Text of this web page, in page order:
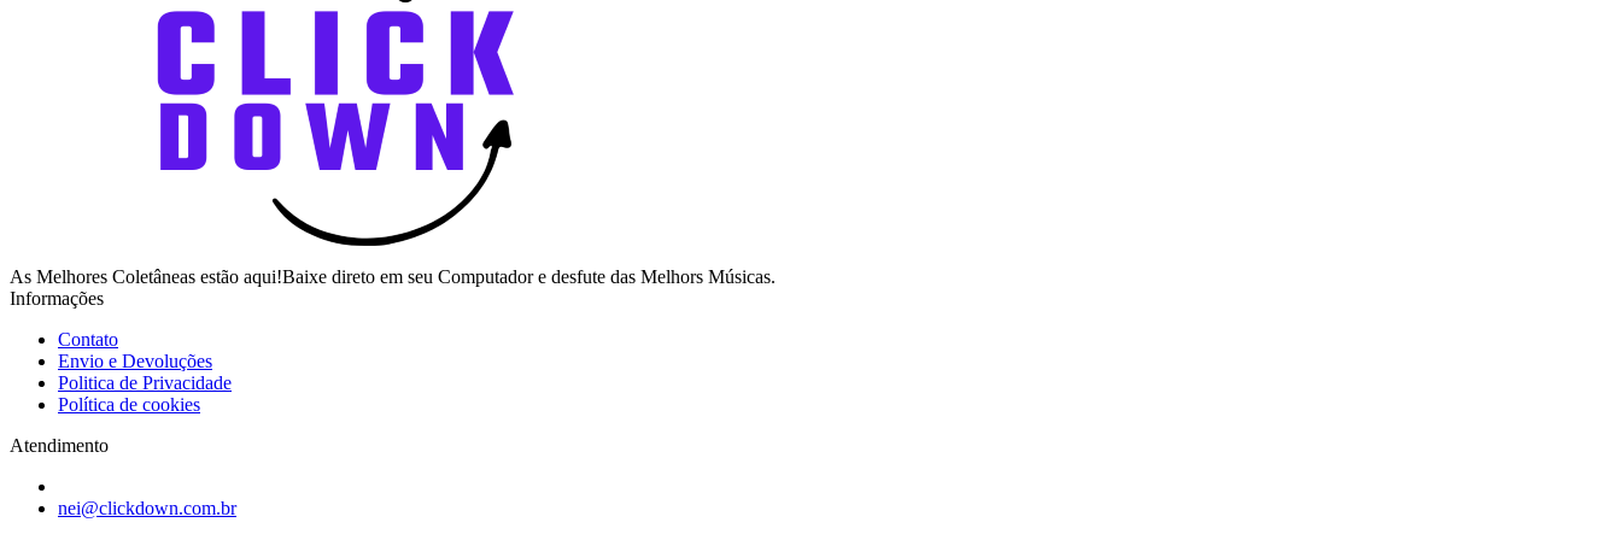
As Melhores Coletâneas estão aqui!Baixe direto em seu Computador e desfute das Melhors Músicas.
Informações
Contato
Envio e Devoluções
Politica de Privacidade
Política de cookies
Atendimento
nei@clickdown.com.br